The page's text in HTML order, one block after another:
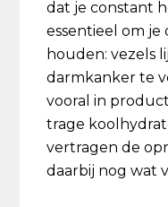
dat je constant
essentieel om
houden: vezels
darmkanker te
vooral in
trage
vertragen de
daarbij nog wat